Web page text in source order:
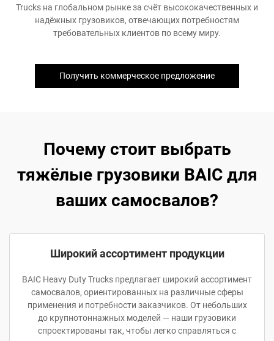
Trucks на глобальном рынке за счёт высококачественных и
надёжных грузовиков, отвечающих потребностям
требовательных клиентов по всему миру.
Получить коммерческое предложение
Почему стоит выбрать
тяжёлые грузовики BAIC для
ваших самосвалов?
Широкий ассортимент продукции
BAIC Heavy Duty Trucks предлагает широкий ассортимент
самосвалов, ориентированных на различные сферы
применения и потребности заказчиков. От небольших
до крупнотоннажных моделей — наши грузовики
спроектированы так, чтобы легко справляться с